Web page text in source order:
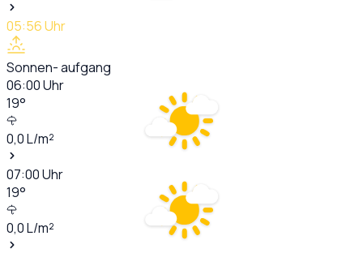
05:56Uhr
Sonnen- aufgang
06:00Uhr
19°
0,0L/m²
07:00Uhr
19°
0,0L/m²